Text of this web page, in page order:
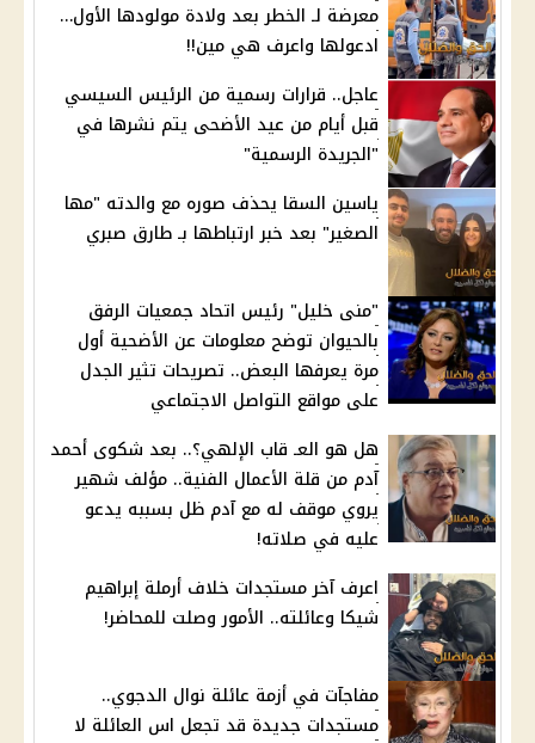
معرضة لـ الخطر بعد ولادة مولودها الأول…
ادعولها واعرف هي مين!!
عاجل.. قرارات رسمية من الرئيس السيسي
قبل أيام من عيد الأضحى يتم نشرها في
"الجريدة الرسمية"
ياسين السقا يحذف صوره مع والدته "مها
الصغير" بعد خبر ارتباطها بـ طارق صبري
"منى خليل" رئيس اتحاد جمعيات الرفق
بالحيوان توضح معلومات عن الأضحية أول
مرة يعرفها البعض.. تصريحات تثير الجدل
على مواقع التواصل الاجتماعي
هل هو العـ قاب الإلهي؟.. بعد شكوى أحمد
آدم من قلة الأعمال الفنية.. مؤلف شهير
يروي موقف له مع آدم ظل بسببه يدعو
عليه في صلاته!
اعرف آخر مستجدات خلاف أرملة إبراهيم
شيكا وعائلته.. الأمور وصلت للمحاضر!
مفاجآت في أزمة عائلة نوال الدجوي..
مستجدات جديدة قد تجعل اس العائلة لا